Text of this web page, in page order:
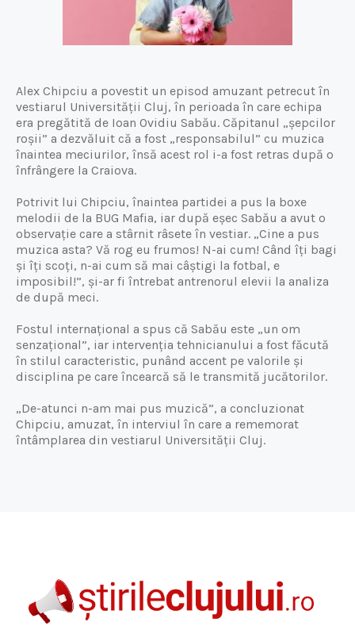
Alex Chipciu a povestit un episod amuzant petrecut în
vestiarul Universității Cluj, în perioada în care echipa
era pregătită de Ioan Ovidiu Sabău. Căpitanul „șepcilor
roșii” a dezvăluit că a fost „responsabilul” cu muzica
înaintea meciurilor, însă acest rol i-a fost retras după o
înfrângere la Craiova.
Potrivit lui Chipciu, înaintea partidei a pus la boxe
melodii de la BUG Mafia, iar după eșec Sabău a avut o
observație care a stârnit râsete în vestiar. „Cine a pus
muzica asta? Vă rog eu frumos! N-ai cum! Când îți bagi
și îți scoți, n-ai cum să mai câștigi la fotbal, e
imposibil!”, și-ar fi întrebat antrenorul elevii la analiza
de după meci.
Fostul internațional a spus că Sabău este „un om
senzațional”, iar intervenția tehnicianului a fost făcută
în stilul caracteristic, punând accent pe valorile și
disciplina pe care încearcă să le transmită jucătorilor.
„De-atunci n-am mai pus muzică”, a concluzionat
Chipciu, amuzat, în interviul în care a rememorat
întâmplarea din vestiarul Universității Cluj.